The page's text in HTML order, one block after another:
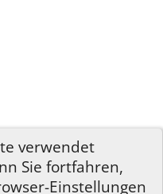
verwendet
Sie fortfahren,
Einstellungen